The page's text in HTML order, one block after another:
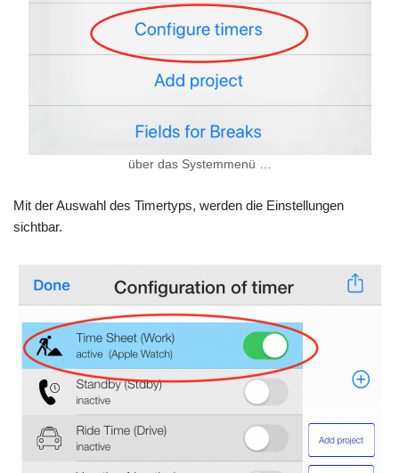
über das Systemmenü …
Mit der Auswahl des Timertyps, werden die Einstellungen
sichtbar.